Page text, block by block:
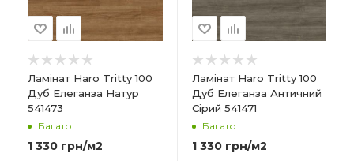
Ламінат Haro Tritty 100
Дуб Елеганза Натур
541473
Багато
1 330 грн/м2
32
Товщина
Ширина
193 мм
Довжина
1282 мм
Фаска
Ламінат Haro Tritty 100
Дуб Елеганза Античний
Сірий 541471
Багато
1 330грн/м2